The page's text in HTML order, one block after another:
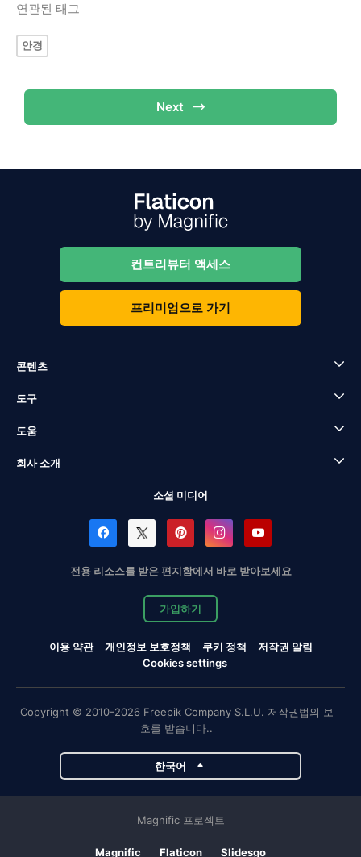
연관된 태그
안경
Next
컨트리뷰터 액세스
프리미엄으로 가기
콘텐츠
도구
도움
회사 소개
소셜 미디어
전용 리소스를 받은 편지함에서 바로 받아보세요
가입하기
이용 약관 개인정보 보호정책 쿠키 정책
저작권 알림
Cookies settings
Copyright © 2010-2026 Freepik Company S.L.U. 저작권법의 보
호를 받습니다..
한국어
Magnific 프로젝트
Magnific Flaticon Slidesgo